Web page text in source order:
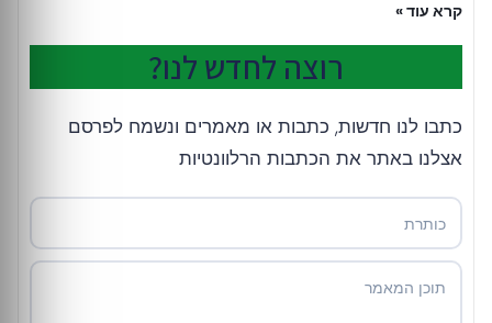
קרא עוד »
רוצה לחדש לנו?
כתבו לנו חדשות, כתבות או מאמרים ונשמח לפרסם
אצלנו באתר את הכתבות הרלוונטיות